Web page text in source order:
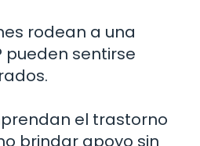
rodean a una
pueden sentirse
el trastorno
brindar apoyo sin